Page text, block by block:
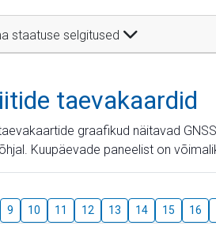
staatuse selgitused
taevakaardid
graafikud näitavad
Kuupäevade paneelist on
9 10 11 12 13 14 15 16